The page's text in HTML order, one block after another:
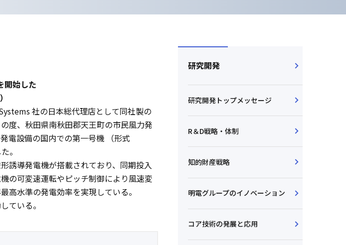
開始した
社の日本総代理店として同社製の
度、秋田県南秋田郡天王町の市民風力発
電設備の国内での第一号機 （形式
。
誘導発電機が搭載されており、同期投入
の可変速運転やピッチ制御により風速変
高水準の発電効率を実現している。
ている。
研究開発
研究開発トップメッセージ
R＆D戦略・体制
知的財産戦略
明電グループのイノベーション
コア技術の発展と応用